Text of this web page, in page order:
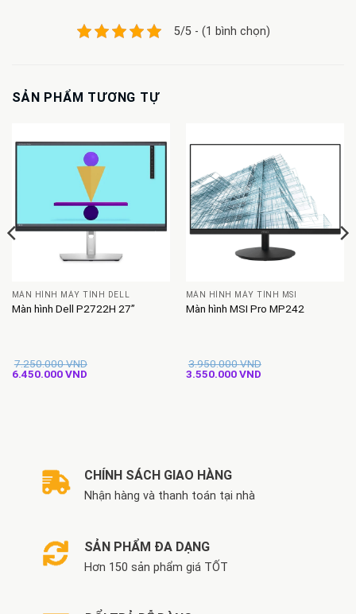
5/5 - (1 bình chọn)
SẢN PHẨM TƯƠNG TỰ
MÀN HÌNH MÁY TÍNH DELL
Màn hình Dell P2722H 27”
7.250.000VND
Giá
6.450.000VNDGiá
MÀN HÌNH MÁY TÍNH MSI
Màn hình MSI Pro MP242
3.950.000VND
Giá
3.550.000VNDGiá
CHÍNH SÁCH GIAO HÀNG
Nhận hàng và thanh toán tại nhà
SẢN PHẨM ĐA DẠNG
Hơn 150 sản phẩm giá TỐT